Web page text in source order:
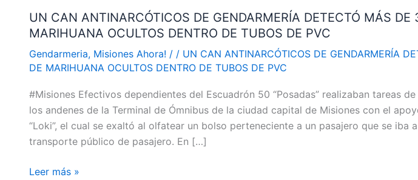
UN CAN ANTINARCÓTICOS DE GENDARMERÍA DETECTÓ MÁS DE
MARIHUANA OCULTOS DENTRO DE TUBOS DE PVC
Gendarmeria, Misiones Ahora! / / UN CAN ANTINARCÓTICOS DE GENDARMERÍA
DE MARIHUANA OCULTOS DENTRO DE TUBOS DE PVC
#Misiones Efectivos dependientes del Escuadrón 50 “Posadas” realizaban tareas
los andenes de la Terminal de Ómnibus de la ciudad capital de Misiones con el
“Loki”, el cual se exaltó al olfatear un bolso perteneciente a un pasajero que se iba
transporte público de pasajero. En […]
DE
PVC
Leer más »